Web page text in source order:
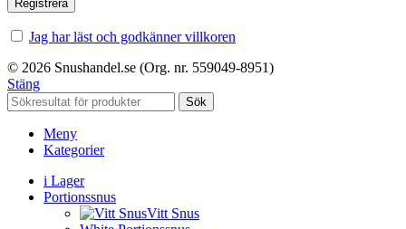
Jag har läst och godkänner villkoren
© 2026 Snushandel.se (Org. nr. 559049-8951)
Stäng
Sök
Meny
Kategorier
i Lager
Portionssnus
Vitt Snus